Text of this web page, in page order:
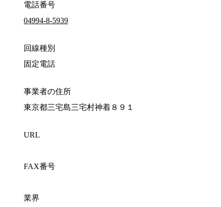
電話番号
04994-8-5939
回線種別
固定電話
事業者の住所
東京都三宅島三宅村神着８９１
URL
FAX番号
業界